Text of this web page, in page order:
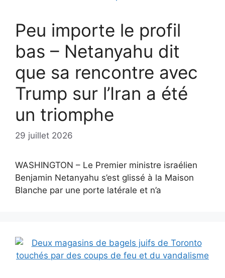
Peu importe le profil
bas – Netanyahu dit
que sa rencontre avec
Trump sur l’Iran a été
un triomphe
29 juillet 2026
WASHINGTON – Le Premier ministre israélien
Benjamin Netanyahu s’est glissé à la Maison
Blanche par une porte latérale et n’a